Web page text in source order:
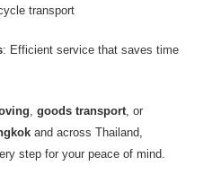
transport
: Efficient service that saves time
, goods transport, or
and across Thailand,
step for your peace of mind.